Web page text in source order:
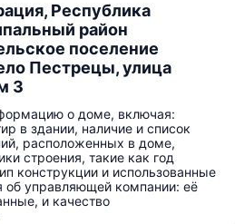
Республика
район
поселение
Пестрецы, улица
3
о доме, включая:
в здании, наличие и список
расположенных в доме,
строения, такие как год
конструкции и использованные
управляющей компании: её
и качество